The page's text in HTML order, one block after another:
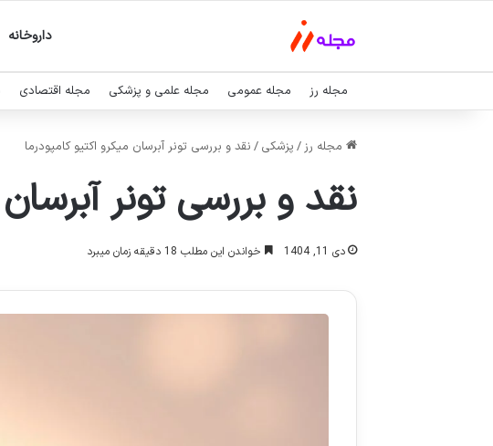
داروخانه
مجله رز مجله عمومی مجله علمی و پزشکی مجله اقتصادی
مجله رز/ پزشکی / نقد و بررسی تونر آبرسان میکرو اکتیو کامپودرما
نقد و بررسی تونر
دی 11, 1404 خواندن این مطلب 18 دقیقه زمان میبرد